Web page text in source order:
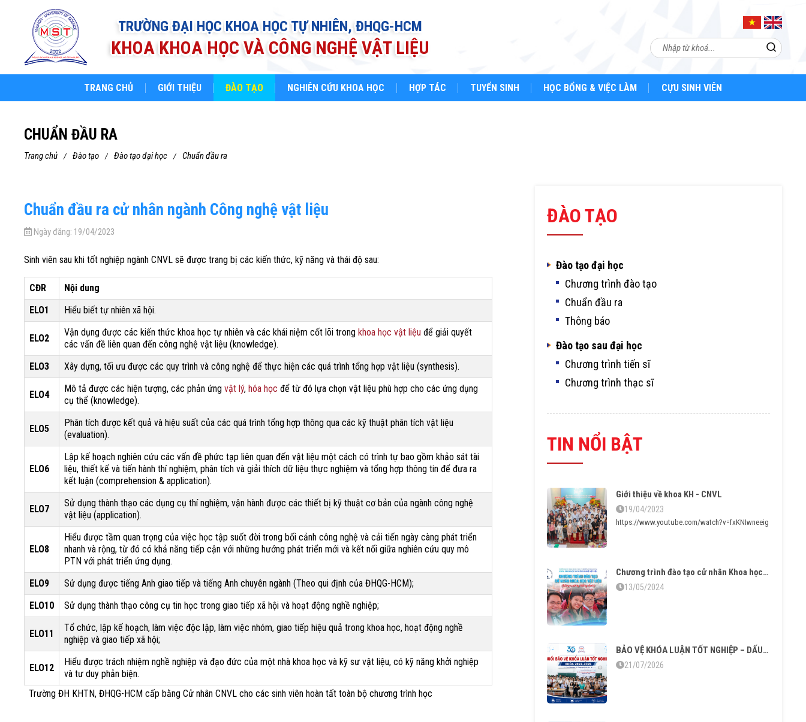
TRƯỜNG ĐẠI HỌC KHOA HỌC TỰ NHIÊN, ĐHQG-HCM
KHOA KHOA HỌC VÀ CÔNG NGHỆ VẬT LIỆU
TRANG CHỦ GIỚI THIỆU ĐÀO TẠO NGHIÊN CỨU KHOA HỌC HỢP TÁC TUYỂN SINH HỌC BỔNG & VIỆC LÀM CỰU SINH VIÊN
CHUẨN ĐẦU RA
trang chủ đào tạo đào tạo đại học chuẩn đầu ra
Chuẩn đầu ra cử nhân ngành Công nghệ vật liệu
Ngày đăng: 19/04/2023
Sinh viên sau khi tốt nghiệp ngành CNVL sẽ được trang bị các kiến thức, kỹ năng và thái độ sau:
CĐR
Nội dung
ELO1
Hiểu biết tự nhiên xã hội.
ELO2
Vận dụng được các kiến thức khoa học tự nhiên và các khái niệm cốt lõi trongkhoa học vật liệu để giải quyết
các vấn đề liên quan đến công nghệ vật liệu (knowledge).
ELO3
Xây dựng, tối ưu được các quy trình và công nghệ để thực hiện các quá trình tổng hợp vật liệu (synthesis).
ELO4
Mô tả được các hiện tượng, các phản ứngvật lý,hóa học để từ đó lựa chọn vật liệu phù hợp cho các ứng dụng
cụ thể (knowledge).
ELO5
Phân tích được kết quả và hiệu suất của các quá trình tổng hợp thông qua các kỹ thuật phân tích vật liệu
(evaluation).
ELO6
Lập kế hoạch nghiên cứu các vấn đề phức tạp liên quan đến vật liệu một cách có trình tự bao gồm khảo sát tài
liệu, thiết kế và tiến hành thí nghiệm, phân tích và giải thích dữ liệu thực nghiệm và tổng hợp thông tin để đưa ra
kết luận (comprehension & application).
ELO7
Sử dụng thành thạo các dụng cụ thí nghiệm, vận hành được các thiết bị kỹ thuật cơ bản của ngành công nghệ
vật liệu (application).
ELO8
Hiểu được tầm quan trọng của việc học tập suốt đời trong bối cảnh công nghệ và cải tiến ngày càng phát triển
nhanh và rộng, từ đó có khả năng tiếp cận với những hướng phát triển mới và kết nối giữa nghiên cứu quy mô
PTN với phát triển ứng dụng.
ELO9
Sử dụng được tiếng Anh giao tiếp và tiếng Anh chuyên ngành (Theo qui định của ĐHQG-HCM);
ELO10
Sử dụng thành thạo công cụ tin học trong giao tiếp xã hội và hoạt động nghề nghiệp;
ELO11
Tổ chức, lập kế hoạch, làm việc độc lập, làm việc nhóm, giao tiếp hiệu quả trong khoa học, hoạt động nghề
nghiệp và giao tiếp xã hội;
ELO12
Hiểu được trách nhiệm nghề nghiệp và đạo đức của một nhà khoa học và kỹ sư vật liệu, có kỹ năng khởi nghiệp
và tư duy phản biện.
Trường ĐH KHTN, ĐHQG-HCM cấp bằng Cử nhân CNVL cho các sinh viên hoàn tất toàn bộ chương trình học
ĐÀO TẠO
Đào tạo đại học
Chương trình đào tạo
Chuẩn đầu ra
Thông báo
Đào tạo sau đại học
Chương trình tiến sĩ
Chương trình thạc sĩ
TIN NỔI BẬT
Giới thiệu về khoa KH - CNVL
19/04/2023
https://www.youtube.com/watch?v=fxKNIwneeig
Chương trình đào tạo cử nhân Khoa học Vật liệu tăng cường tiếng Anh – Vững chuyên môn thạo ngoại ngữ
13/05/2024
BẢO VỆ KHÓA LUẬN TỐT NGHIỆP – DẤU MỐC TRƯỞNG THÀNH CỦA SINH VIÊN KHÓA 2022–2026
21/07/2026